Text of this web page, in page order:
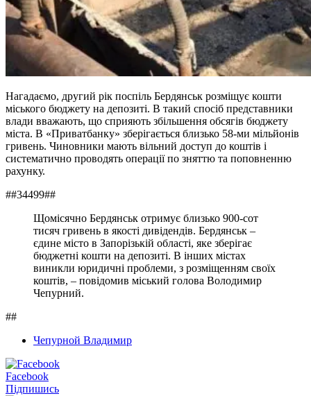
Нагадаємо, другий рік поспіль Бердянськ розміщує кошти
міського бюджету на депозиті. В такий спосіб представники
влади вважають, що сприяють збільшення обсягів бюджету
міста. В «Приватбанку» зберігається близько 58-ми мільйонів
гривень. Чиновники мають вільний доступ до коштів і
систематично проводять операції по зняттю та поповненню
рахунку.
##34499##
Щомісячно Бердянськ отримує близько 900-сот
тисяч гривень в якості дивідендів. Бердянськ –
єдине місто в Запорізькій області, яке зберігає
бюджетні кошти на депозиті. В інших містах
виникли юридичні проблеми, з розміщенням своїх
коштів, – повідомив міський голова Володимир
Чепурний.
##
Чепурной Владимир
Facebook
Підпишись